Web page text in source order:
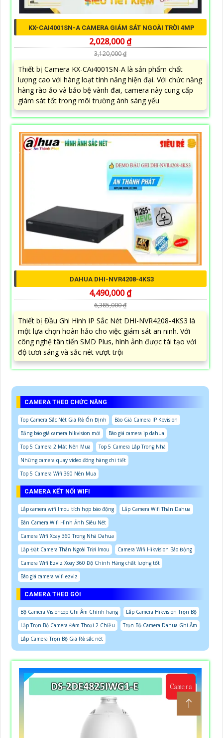
KX-CAI4001SN-A CAMERA GIÁM SÁT NGOÀI TRỜI 4MP
2,028,000 ₫
3,120,000 ₫
Thiết bị Camera KX-CAi4001SN-A là sản phẩm chất
lượng cao với hàng loạt tính năng hiện đại. Với chức năng
hàng rào ảo và bảo bệ vành đai, camera này cung cấp
giám sát tốt trong môi trường ánh sáng yếu
DAHUA DHI-NVR4208-4KS3
4,490,000 ₫
6,385,000 ₫
Thiết bị Đầu Ghi Hình IP Sắc Nét DHI-NVR4208-4KS3 là
một lựa chọn hoàn hảo cho việc giám sát an ninh. Với
công nghệ tân tiến SMD Plus, hình ảnh được tái tạo với
độ tươi sáng và sắc nét vượt trội
CAMERA THEO CHỨC NĂNG
Top Camera Sắc Nét Giá Rẻ Ổn Định
Báo Giá Camera IP Kbvision
Bảng báo giá camera hikvision mới
Báo giá camera ip dahua
Top 5 Camera 2 Mắt Nên Mua
Top 5 Camera Lắp Trong Nhà
Những camera quay video đóng hàng chi tiết
Top 5 Camera Wifi 360 Nên Mua
CAMERA KẾT NỐI WIFI
Lắp camera wifi Imou tích hợp báo động
Lắp Camera Wifi Thân Dahua
Bán Camera Wifi Hình Ảnh Siêu Nét
Camera Wifi Xoay 360 Trong Nhà Dahua
Lắp Đặt Camera Thân Ngoài Trời Imou
Camera Wifi Hikvision Báo Động
Camera Wifi Ezviz Xoay 360 Độ Chính Hãng chất lượng tốt
Báo giá camera wifi ezviz
CAMERA THEO GÓI
Bộ Camera Visioncop Ghi Âm Chính hãng
Lắp Camera Hikvision Trọn Bộ
Lắp Trọn Bộ Camera Đàm Thoại 2 Chiều
Trọn Bộ Camera Dahua Ghi Âm
Lắp Camera Trọn Bộ Giá Rẻ sắc nét